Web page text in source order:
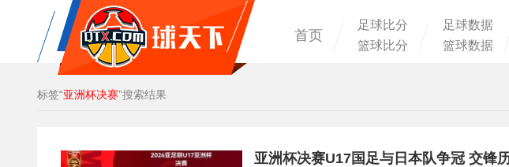
首页
足球比分
篮球比分
足球数据
篮球数据
标签“亚洲杯决赛”搜索结果
亚洲杯决赛U17国足与日本队争冠 交锋